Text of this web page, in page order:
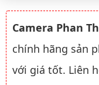
Camera Phan
chính hãng sản
với giá tốt. Liên